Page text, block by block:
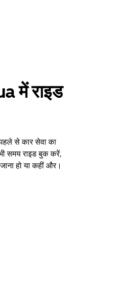
में राइड
से कार सेवा का
समय राइड बुक करें,
हो या कहीं और।